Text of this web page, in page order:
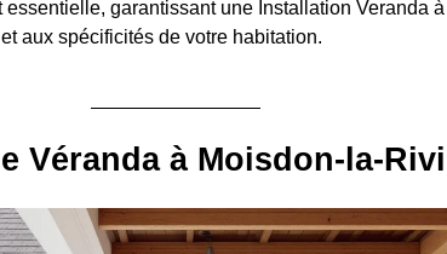
garantissant une Installation Veranda
aux spécificités de votre habitation.
Véranda à Moisdon-la-